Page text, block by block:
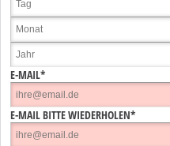
E-MAIL*
E-MAIL BITTE WIEDERHOLEN*